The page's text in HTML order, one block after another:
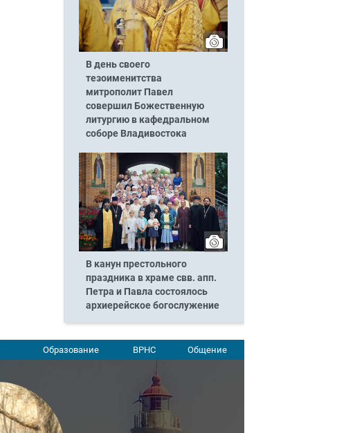
В день своего
тезоименитства
митрополит Павел
совершил Божественную
литургию в кафедральном
соборе Владивостока
В канун престольного
праздника в храме свв. апп.
Петра и Павла состоялось
архиерейское богослужение
Образование ВРНС Общение